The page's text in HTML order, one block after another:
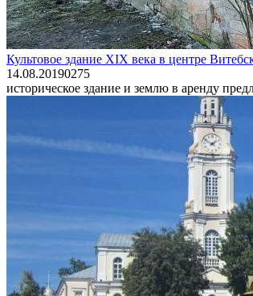
Культовое здание XIX века в центре
14.08.20190275
историческое здание и землю в аренду